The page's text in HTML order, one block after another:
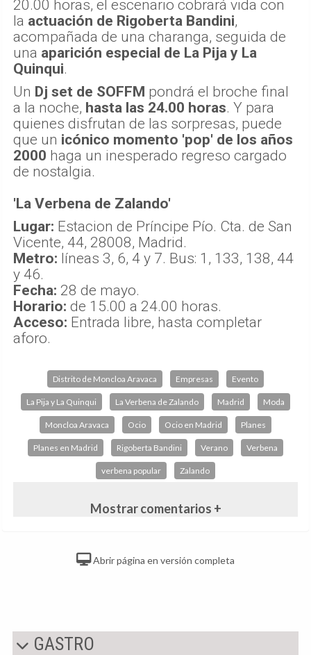
20.00 horas, el escenario cobrará vida con
la actuación de Rigoberta Bandini,
acompañada de una charanga, seguida de
una aparición especial de La Pija y La
Quinqui.
Un Dj set de SOFFM pondrá el broche final
a la noche, hasta las 24.00 horas. Y para
quienes disfrutan de las sorpresas, puede
que un icónico momento 'pop' de los años
2000 haga un inesperado regreso cargado
de nostalgia.
'La Verbena de Zalando'
Lugar: Estacion de Príncipe Pío. Cta. de San
Vicente, 44, 28008, Madrid.
Metro: líneas 3, 6, 4 y 7. Bus: 1, 133, 138, 44
y 46.
Fecha: 28 de mayo.
Horario: de 15.00 a 24.00 horas.
Acceso: Entrada libre, hasta completar
aforo.
Distrito de Moncloa Aravaca Empresas Evento
La Pija y La Quinqui La Verbena de Zalando Madrid Moda
Moncloa Aravaca Ocio Ocio en Madrid Planes
Planes en Madrid Rigoberta Bandini Verano Verbena
verbena popular Zalando
Mostrar comentarios +
Abrir página en versión completa
GASTRO